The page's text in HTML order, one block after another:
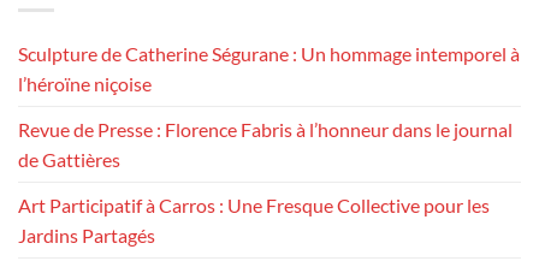
Sculpture de Catherine Ségurane : Un hommage intemporel à
l’héroïne niçoise
Revue de Presse : Florence Fabris à l’honneur dans le journal
de Gattières
Art Participatif à Carros : Une Fresque Collective pour les
Jardins Partagés